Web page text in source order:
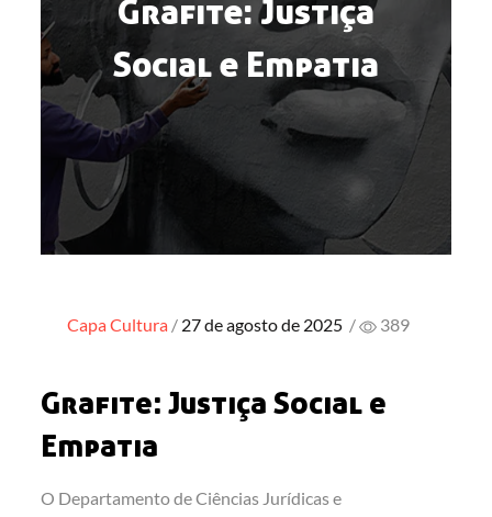
Grafite: Justiça
Social e Empatia
CapaCultura Posted
27 de agosto de 2025 / 389
Grafite: Justiça Social e
Empatia
O Departamento de Ciências Jurídicas e